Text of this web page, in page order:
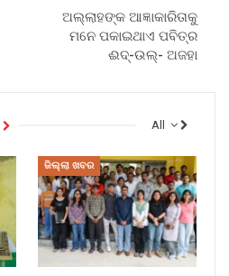
ଅଲ୍ଲାହଙ୍କ ଆଜ୍ଞାକାରିତାକୁ
ମନେ ପକାଇଥାଏ ପବିତ୍ର
ଈଦ୍-ଉଲ୍- ଅଜହା
All
ଜିଲ୍ଲା ଖବର